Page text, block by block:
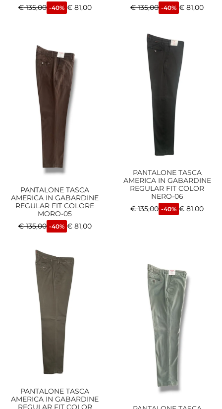
€135,00 -40% €81,00
€135,00 -40% € 81,00
PANTALONE TASCA
AMERICA IN GABARDINE
REGULAR FIT COLORE
MORO-05
€135,00 -40% €81,00
PANTALONE TASCA
AMERICA IN GABARDINE
REGULAR FIT COLOR
NERO-06
€135,00 -40% € 81,00
PANTALONE TASCA
AMERICA IN GABARDINE
REGULAR FIT COLOR